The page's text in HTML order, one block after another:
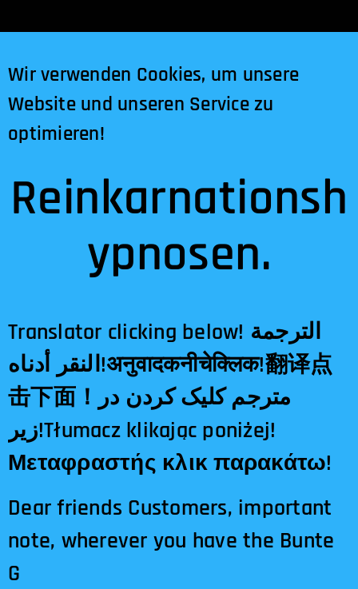
Wir verwenden Cookies, um unsere
Website und unseren Service zu
optimieren!
Reinkarnationsh
ypnosen.
Translator clicking below! الترجمة
النقر أدناه!अनुवादकनीचेक्लिक!翻译点
击下面！مترجم کلیک کردن در
زیر!Tłumacz klikając poniżej!
Μεταφραστής κλικ παρακάτω!
Dear friends Customers, important
note, wherever you have the Bunte
G